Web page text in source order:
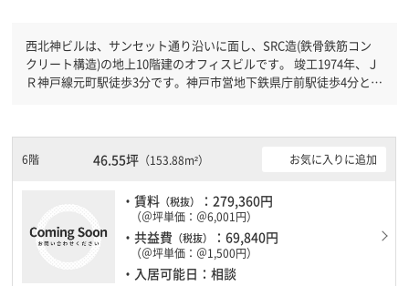
西北神ビルは、サンセット通り沿いに面し、SRC造(鉄骨鉄筋コン
クリート構造)の地上10階建のオフィスビルです。 竣工1974年、Ｊ
Ｒ神戸線元町駅徒歩3分です。神戸市営地下鉄県庁前駅徒歩4分と複
に出入りが出来ます。駐車場完備なので、車の必要なお客様には必
見です。ＥＶが複数基ありますので、フロアまでの待ち時間があま
6階 46.55坪（153.88m²） お気に入りに追加
・賃料 （税抜） ：279,360円
（＠坪単価：＠6,001円）
・共益費 （税抜） ：69,840円
（＠坪単価：＠1,500円）
・入居可能日：相談